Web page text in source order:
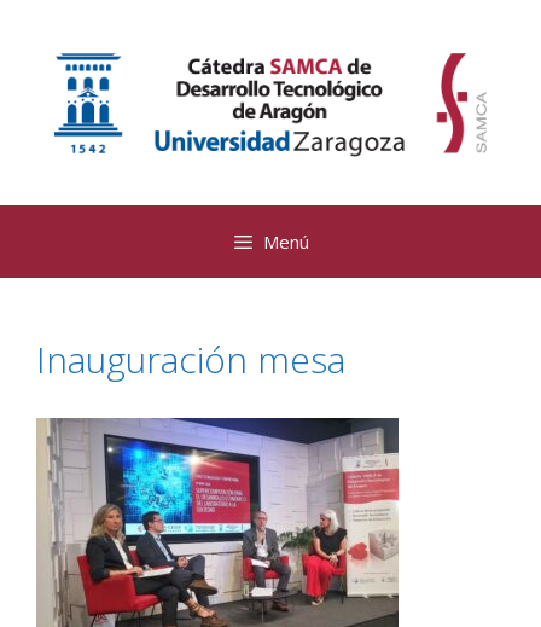
contenido
Menú
Inauguración mesa